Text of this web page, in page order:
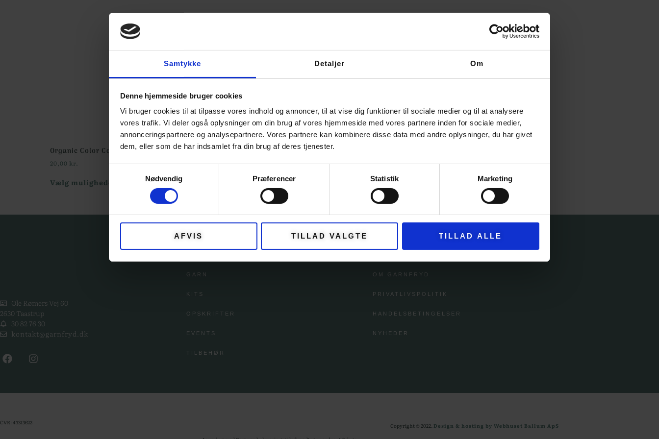
Samtykke Detaljer Om
Denne hjemmeside bruger cookies
Vi bruger cookies til at tilpasse vores indhold og annoncer, til at vise dig funktioner til sociale medier og til at analysere
vores trafik. Vi deler også oplysninger om din brug af vores hjemmeside med vores partnere inden for sociale medier,
annonceringspartnere og analysepartnere. Vores partnere kan kombinere disse data med andre oplysninger, du har givet
dem, eller som de har indsamlet fra din brug af deres tjenester.
Nødvendig
Præferencer Statistik Marketing
AFVIS TILLAD VALGTE TILLAD ALLE
Organic Color Cotton 8/4 fra Karen Klarbæk
20,00 kr.
Vælg muligheder
Ole Rømers Vej 60
2630 Taastrup
30 82 76 30
kontakt@garnfryd.dk
KATEGORIER
GARN
KITS
OPSKRIFTER
EVENTS
TILBEHØR
KUNDESERVICE
OM GARNFRYD
PRIVATLIVSPOLITIK
HANDELSBETINGELSER
NYHEDER
CVR: 43313622 Copyright © 2022. Design & hosting by Webhuset Ballum ApS